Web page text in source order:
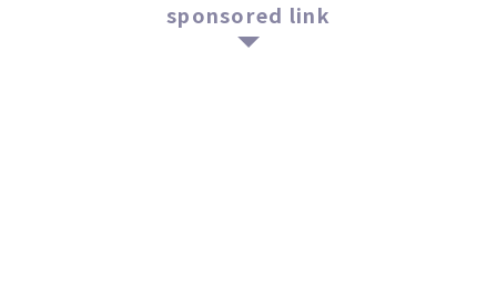
sponsored link